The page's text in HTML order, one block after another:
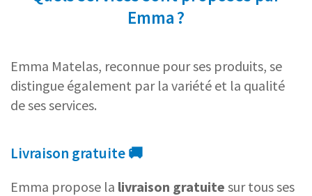
Emma ?
Emma Matelas, reconnue pour ses produits, se
distingue également par la variété et la qualité
de ses services.
Livraison gratuite 🚚
Emma propose la livraison gratuite sur tous ses